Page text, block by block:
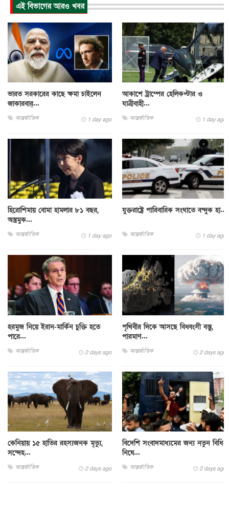
এই বিভাগের আরও খবর
ভারত সরকারের কাছে ক্ষমা চাইলেন
জাকারবার্...
আন্তর্জাতিক 1 day ago
আকাশে ট্রাম্পের হেলিকপ্টার ও
যাত্রীবাহী...
আন্তর্জাতিক 1 day ago
হিরোশিমায় বোমা হামলার ৮১ বছর,
অস্ত্রমুক...
আন্তর্জাতিক 1 day ago
যুক্তরাষ্ট্রে পারিবারিক সংঘাতে বন্দুক হা...
আন্তর্জাতিক 1 day ago
হরমুজ নিয়ে ইরান-মার্কিন চুক্তি হতে
পারে...
আন্তর্জাতিক 2 days ago
পৃথিবীর দিকে আসছে বিধ্বংসী বস্তু,
পারমাণ...
আন্তর্জাতিক 2 days ago
কেনিয়ায় ১৫ হাতির রহস্যজনক মৃত্যু,
সন্দেহ...
আন্তর্জাতিক 2 days ago
বিদেশি সংবাদমাধ্যমের জন্য নতুন বিধি-
নিষে...
আন্তর্জাতিক 2 days ago